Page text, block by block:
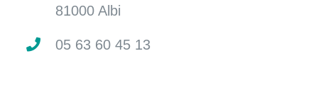
81000 Albi
05 63 60 45 13